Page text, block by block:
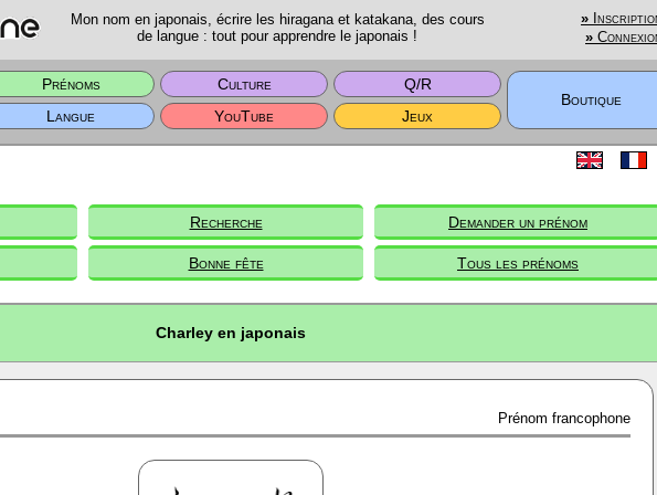
Mon nom en japonais, écrire les hiragana et katakana, des cours
de langue : tout pour apprendre le japonais !
»
»
Prénoms Culture
Q/R
Boutique
Langue YouTube Jeux
Recherche Demander un prénom
Bonne fête Tous les prénoms
Charley en japonais
Prénom francophone